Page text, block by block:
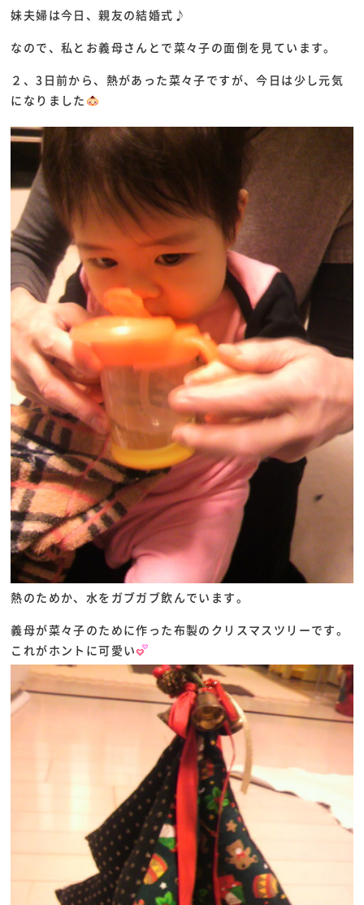
妹夫婦は今日、親友の結婚式♪
なので、私とお義母さんとで菜々子の面倒を見ています。
２、3日前から、熱があった菜々子ですが、今日は少し元気
になりました
熱のためか、水をガブガブ飲んでいます。
義母が菜々子のために作った布製のクリスマスツリーです。
これがホントに可愛い